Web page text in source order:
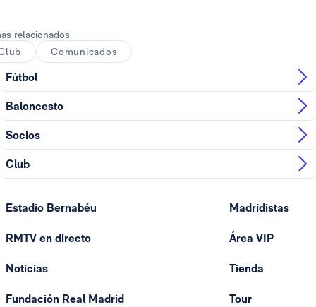
relacionados
Comunicados
Fútbol
Baloncesto
Socios
Club
Estadio Bernabéu
RMTV en directo
Noticias
Fundación Real Madrid
Madridistas
Área VIP
Tienda
Tour